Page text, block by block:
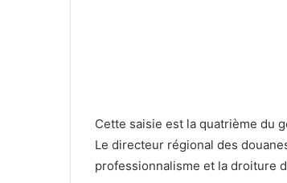
Cette saisie est la quatrième du
Le directeur régional des
professionnalisme et la droiture